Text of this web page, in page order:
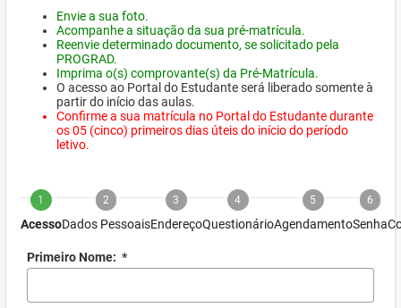
Envie a sua foto.
Acompanhe a situação da sua pré-matrícula.
Reenvie determinado documento, se solicitado pela
PROGRAD.
Imprima o(s) comprovante(s) da Pré-Matrícula.
O acesso ao Portal do Estudante será liberado somente à
partir do início das aulas.
Confirme a sua matrícula no Portal do Estudante durante
os 05 (cinco) primeiros dias úteis do início do período
letivo.
1
Acesso
2
Dados Pessoais
3
Endereço
4
Questionário
5
Agendamento
6
Senha
Primeiro Nome: *